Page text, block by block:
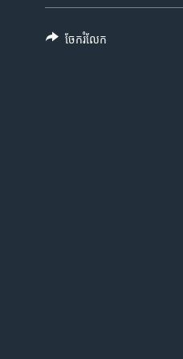
ព្រឹត្តិការណ៍ព័ត៌មាន
ចែករំលែក